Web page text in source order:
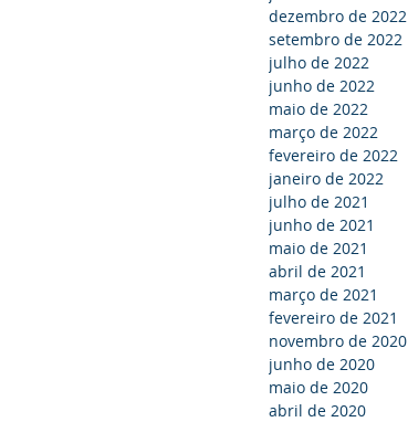
dezembro de 2022
setembro de 2022
julho de 2022
junho de 2022
maio de 2022
março de 2022
fevereiro de 2022
janeiro de 2022
julho de 2021
junho de 2021
maio de 2021
abril de 2021
março de 2021
fevereiro de 2021
novembro de 2020
junho de 2020
maio de 2020
abril de 2020